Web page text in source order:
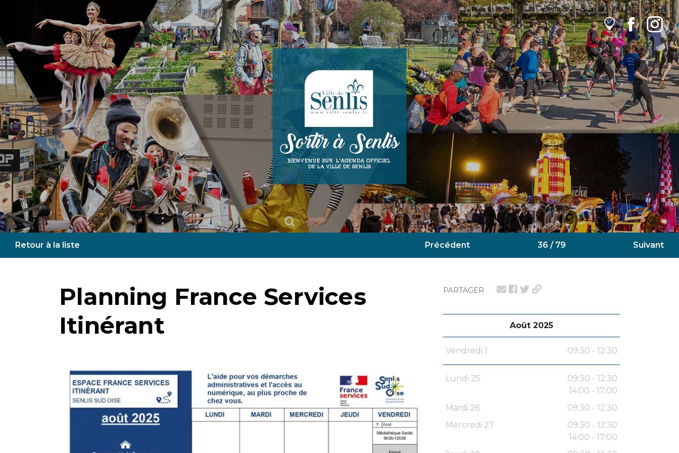
Retour à la liste Précédent 36 / 79 Suivant
PARTAGER
Août 2025
Vendredi 1 09:30 - 12:30
Lundi 25
09:30 - 12:30
14:00 - 17:00
Mardi 26
09:30 - 12:30
Mercredi 27
09:30 - 12:30
14:00 - 17:00
Planning France Services
Itinérant